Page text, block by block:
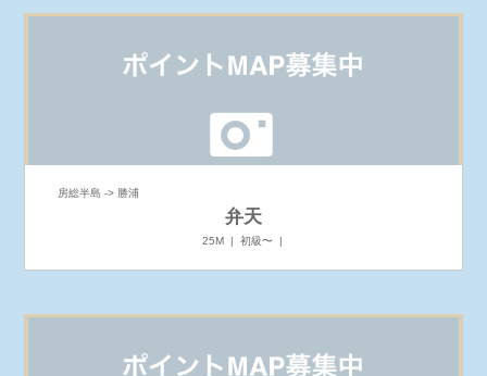
房総半島 -> 勝浦
弁天
25M | 初級〜 |